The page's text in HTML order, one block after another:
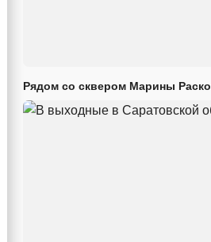
Рядом со сквером Марины